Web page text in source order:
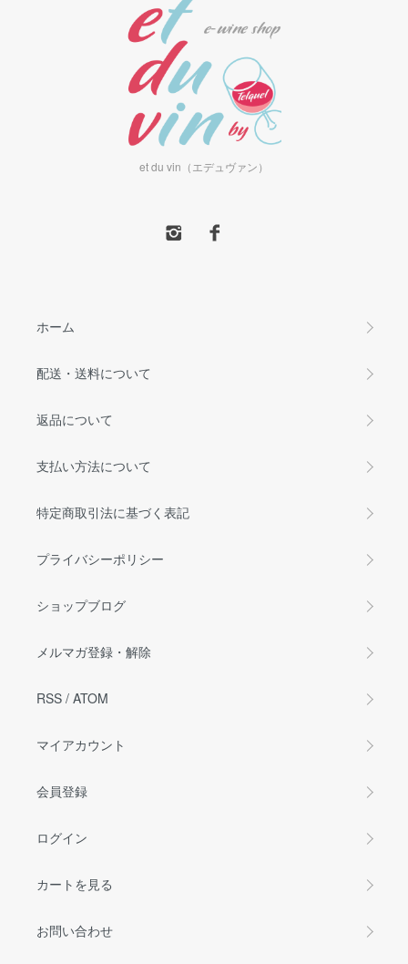
et du vin（エデュヴァン）
ホーム
配送・送料について
返品について
支払い方法について
特定商取引法に基づく表記
プライバシーポリシー
ショップブログ
メルマガ登録・解除
RSS / ATOM
マイアカウント
会員登録
ログイン
カートを見る
お問い合わせ